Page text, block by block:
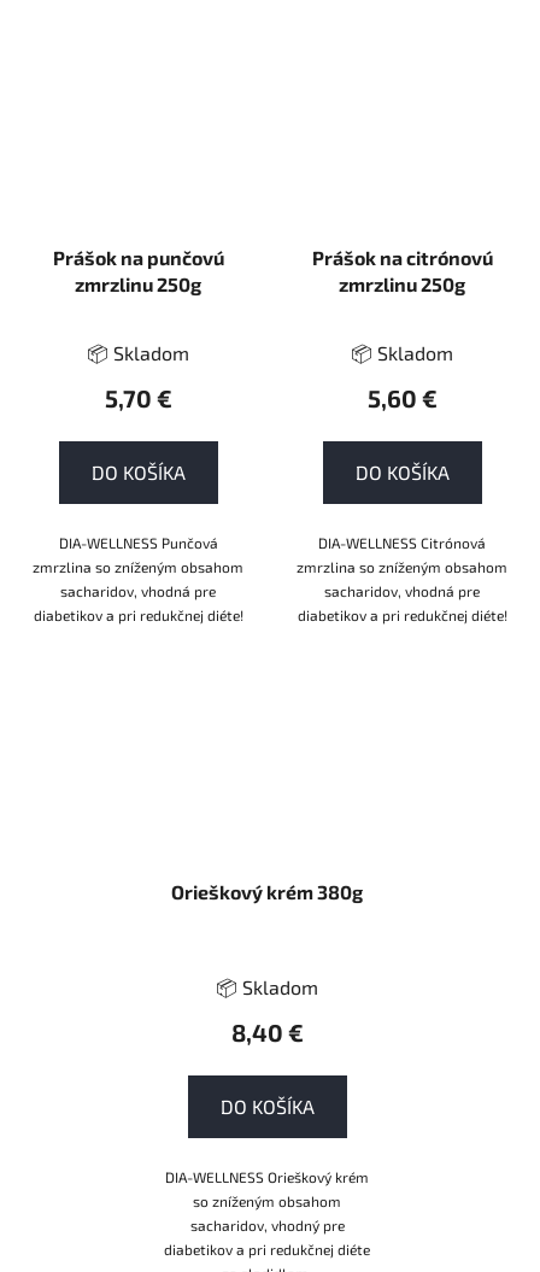
Prášok na punčovú
zmrzlinu 250g
📦 Skladom
5,70 €
DO KOŠÍKA
DIA-WELLNESS Punčová
zmrzlina so zníženým obsahom
sacharidov, vhodná pre
diabetikov a pri redukčnej diéte!
Prášok na citrónovú
zmrzlinu 250g
📦 Skladom
5,60 €
DO KOŠÍKA
DIA-WELLNESS Citrónová
zmrzlina so zníženým obsahom
sacharidov, vhodná pre
diabetikov a pri redukčnej diéte!
Orieškový krém 380g
📦 Skladom
8,40 €
DO KOŠÍKA
DIA-WELLNESS Orieškový krém
so zníženým obsahom
sacharidov, vhodný pre
diabetikov a pri redukčnej diéte